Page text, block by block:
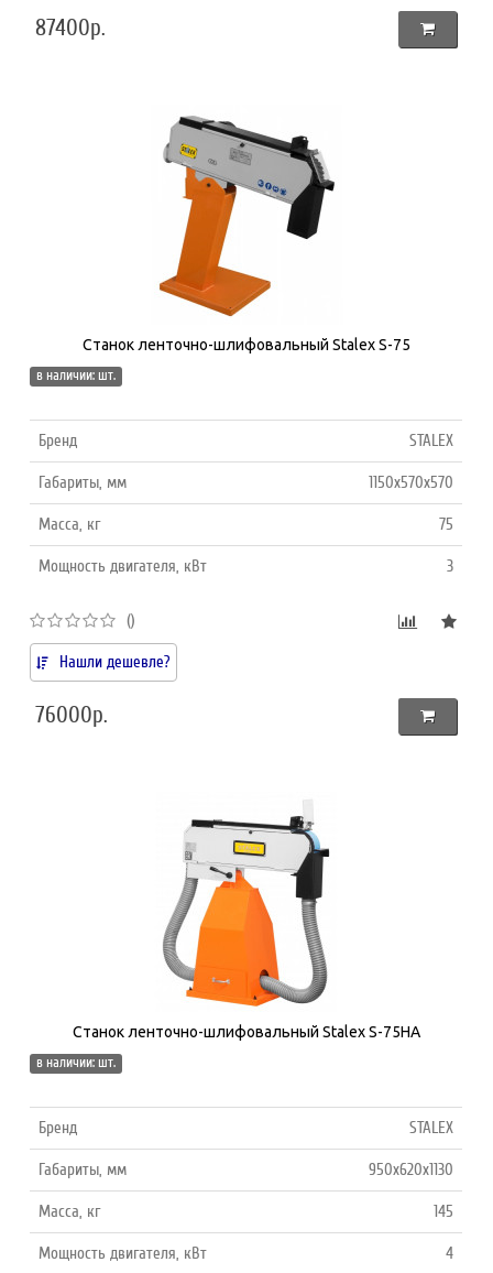
87400р.
Станок ленточно-шлифовальный Stalex S-75
в наличии: шт.
Бренд STALEX
Габариты, мм 1150x570x570
Масса, кг 75
Мощность двигателя, кВт 3
()
Нашли дешевле?
76000р.
Станок ленточно-шлифовальный Stalex S-75HA
в наличии: шт.
Бренд STALEX
Габариты, мм 950x620x1130
Масса, кг 145
Мощность двигателя, кВт 4